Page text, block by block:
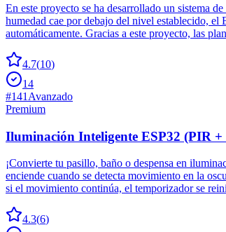
En este proyecto se ha desarrollado un sistema
humedad cae por debajo del nivel establecido, el
automáticamente. Gracias a este proyecto, las
4.7(10)
14
#141 Avanzado
Premium
Iluminación Inteligente ESP32 (PIR
¡Convierte tu pasillo, baño o despensa en
enciende cuando se detecta movimiento en la
si el movimiento continúa, el temporizador se
4.3(6)